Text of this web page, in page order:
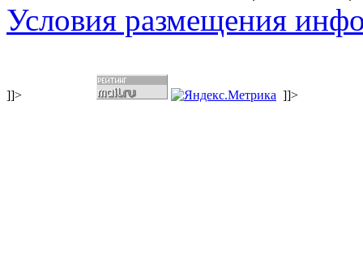
Условия размещения
]]> ]]>